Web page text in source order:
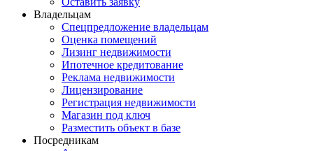
Владельцам
Спецпредложение владельцам
Оценка помещений
Лизинг недвижимости
Ипотечное кредитование
Реклама недвижимости
Лицензирование
Регистрация недвижимости
Магазин под ключ
Разместить объект в базе
Посредникам